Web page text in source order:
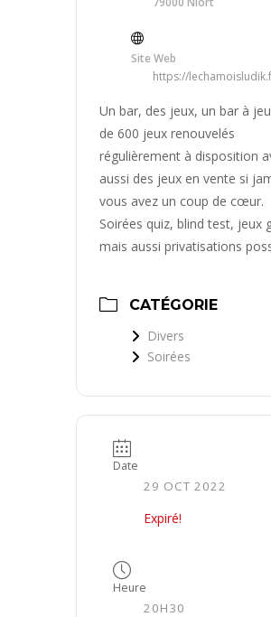
Site Web
https://
Un bar, des jeux, un bar à
de 600 jeux renouvelés
régulièrement à disposition
aussi des jeux en vente si
vous avez un coup de cœur.
Soirées quiz, blind test, jeux
mais aussi privatisations
CATÉGORIE
Divers
Soirées
Date
29 OCT 2022
Expiré!
Heure
20H30